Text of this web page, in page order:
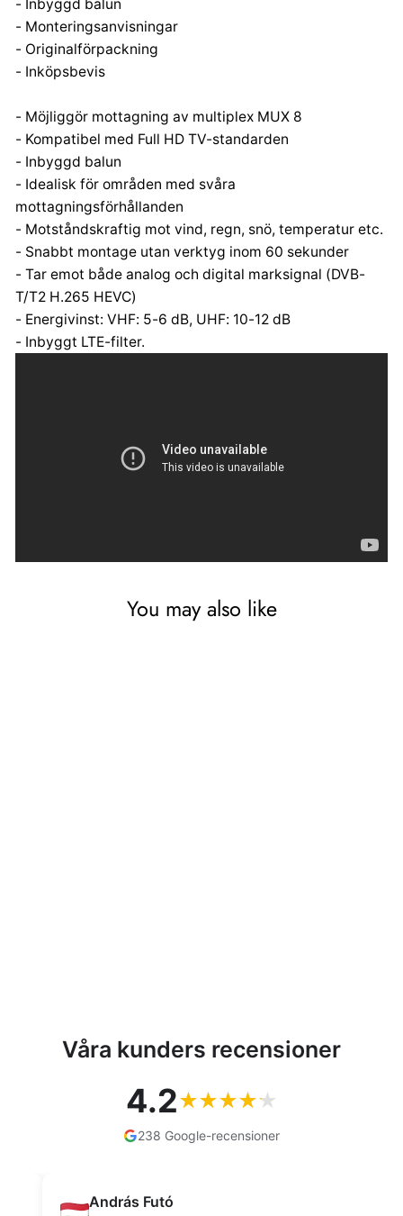
- Inbyggd balun
- Monteringsanvisningar
- Originalförpackning
- Inköpsbevis
- Möjliggör mottagning av multiplex MUX 8
- Kompatibel med Full HD TV-standarden
- Inbyggd balun
- Idealisk för områden med svåra
mottagningsförhållanden
- Motståndskraftig mot vind, regn, snö, temperatur etc.
- Snabbt montage utan verktyg inom 60 sekunder
- Tar emot både analog och digital marksignal (DVB-
T/T2 H.265 HEVC)
- Energivinst: VHF: 5-6 dB, UHF: 10-12 dB
- Inbyggt LTE-filter.
You may also like
Våra kunders recensioner
4.2
238 Google-recensioner
András Futó